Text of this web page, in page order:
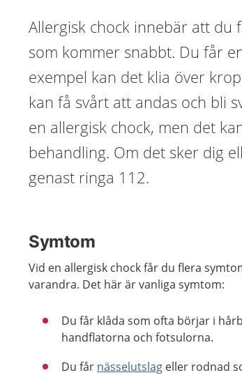
Allergisk chock innebär att du
som kommer snabbt. Du får
exempel kan det klia över
kan få svårt att andas och bli
en allergisk chock, men det
behandling. Om det sker dig
genast ringa 112.
Symtom
Vid en allergisk chock får du flera
varandra. Det här är vanliga symtom:
Du får klåda som ofta börjar i
handflatorna och fotsulorna.
Du får nässelutslag eller rodnad